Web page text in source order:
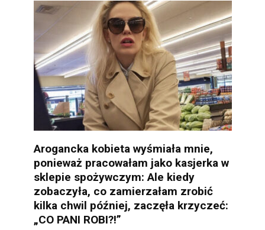
Arogancka kobieta wyśmiała mnie,
ponieważ pracowałam jako kasjerka w
sklepie spożywczym: Ale kiedy
zobaczyła, co zamierzałam zrobić
kilka chwil później, zaczęła krzyczeć:
„CO PANI ROBI?!”